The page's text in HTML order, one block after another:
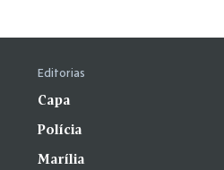
Editorias
Capa
Polícia
Marília